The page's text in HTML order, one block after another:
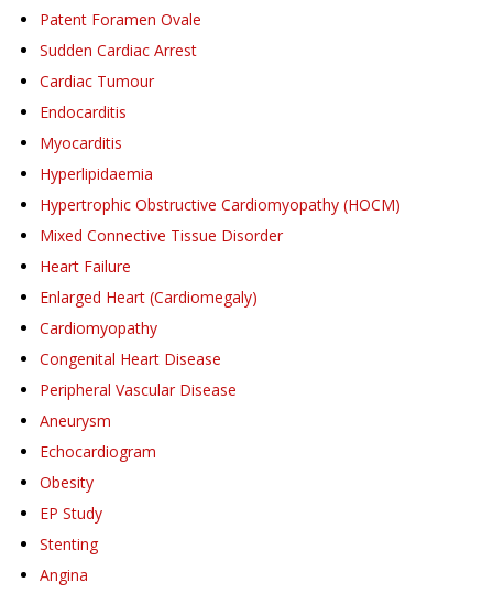
Patent Foramen Ovale
Sudden Cardiac Arrest
Cardiac Tumour
Endocarditis
Myocarditis
Hyperlipidaemia
Hypertrophic Obstructive Cardiomyopathy (HOCM)
Mixed Connective Tissue Disorder
Heart Failure
Enlarged Heart (Cardiomegaly)
Cardiomyopathy
Congenital Heart Disease
Peripheral Vascular Disease
Aneurysm
Echocardiogram
Obesity
EP Study
Stenting
Angina